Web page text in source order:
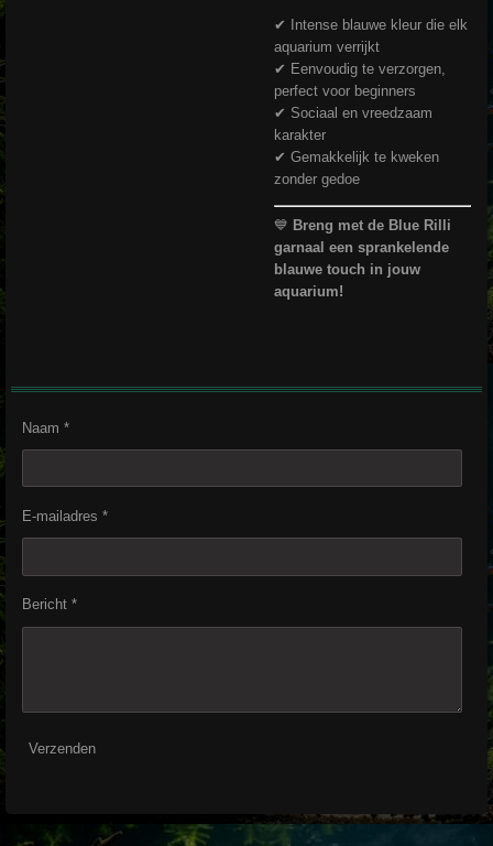
✔ Intense blauwe kleur die elk
aquarium verrijkt
✔ Eenvoudig te verzorgen,
perfect voor beginners
✔ Sociaal en vreedzaam
karakter
✔ Gemakkelijk te kweken
zonder gedoe
💙 Breng met de Blue Rilli
garnaal een sprankelende
blauwe touch in jouw
aquarium!
Naam *
E-mailadres *
Bericht *
Verzenden